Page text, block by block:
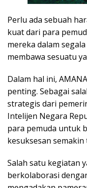
Perlu ada sebuah
kuat dari para
mereka dalam
membawa sesuatu
Dalam hal ini,
penting. Sebagai
strategis dari
Intelijen Negara
para pemuda untuk
kesuksesan
Salah satu kegiatan
berkolaborasi